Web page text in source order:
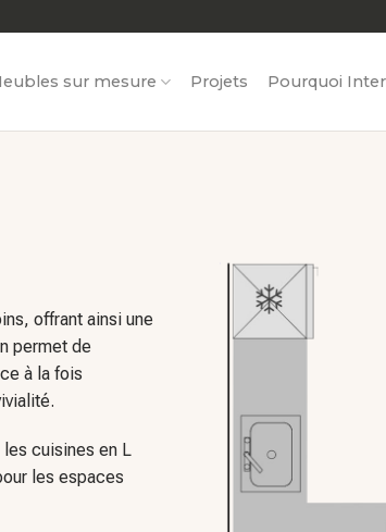
sur mesure Projets Pourquoi
offrant ainsi une
permet de
à la fois
cuisines en L
les espaces